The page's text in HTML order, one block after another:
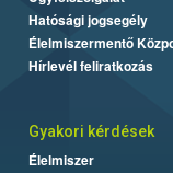
Hatósági jogsegély
Élelmiszermentő
Hírlevél feliratkozás
Gyakori kérdések
Élelmiszer